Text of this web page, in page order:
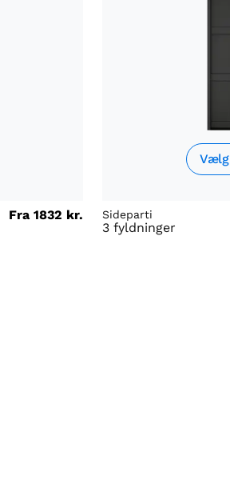
Fra 1832 kr.
Vælg
Sideparti
3 fyldninger